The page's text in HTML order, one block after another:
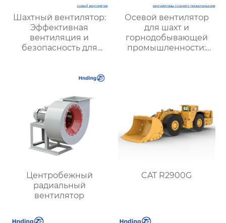
Шахтный вентилятор:
Эффективная
вентиляция и
безопасность для
Осевой вентилятор
для шахт и
горнодобывающей
промышленности:
Центробежный
радиальный
вентилятор
CAT R2900G